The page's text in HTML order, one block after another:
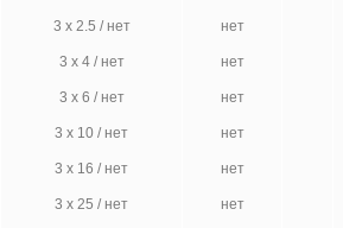
3 х 2.5 / нет нет
3 х 4 / нет нет
3 х 6 / нет нет
3 х 10 / нет нет
3 х 16 / нет нет
3 х 25 / нет нет